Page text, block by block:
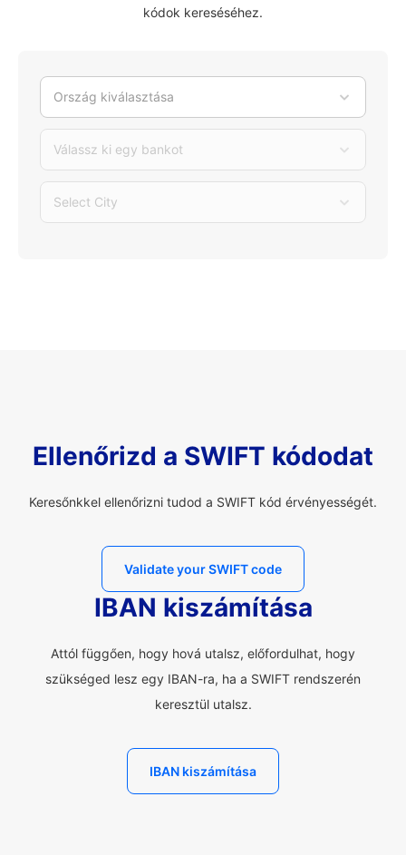
kódok kereséséhez.
Ország kiválasztása
Válassz ki egy bankot
Select City
Ellenőrizd a SWIFT kódodat
Keresőnkkel ellenőrizni tudod a SWIFT kód érvényességét.
Validate your SWIFT code
IBAN kiszámítása
Attól függően, hogy hová utalsz, előfordulhat, hogy
szükséged lesz egy IBAN-ra, ha a SWIFT rendszerén
keresztül utalsz.
IBAN kiszámítása